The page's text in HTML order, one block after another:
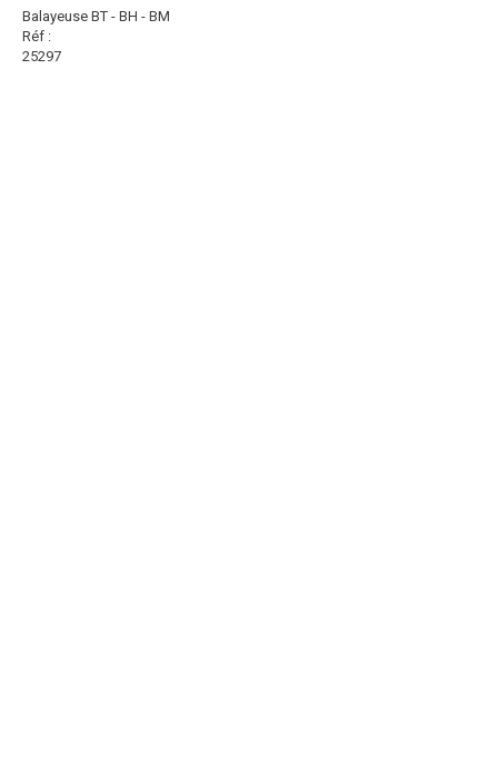
Balayeuse BT - BH - BM
Réf :
25297